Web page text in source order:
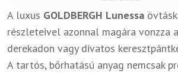
A luxus GOLDBERGH Lunessa
részleteivel azonnal magára
derekadon vagy divatos
A tartós, bőrhatású anyag nemcsak